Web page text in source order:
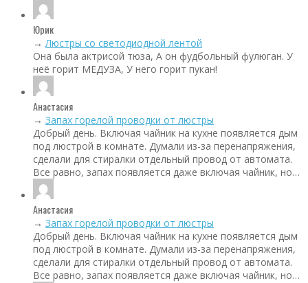
Юрик
→Люстры со светодиодной лентой
Она была актрисой тюза, А он фудбольный фулюган. У
неё горит МЕДУЗА, У него горит пукан!
Анастасия
→ Запах горелой проводки от люстры
Добрый день. Включая чайник на кухне появляется дым
под люстрой в комнате. Думали из-за перенапряжения,
сделали для стиралки отдельный провод от автомата.
Все равно, запах появляется даже включая чайник, но…
Анастасия
→ Запах горелой проводки от люстры
Добрый день. Включая чайник на кухне появляется дым
под люстрой в комнате. Думали из-за перенапряжения,
сделали для стиралки отдельный провод от автомата.
Все равно, запах появляется даже включая чайник, но…